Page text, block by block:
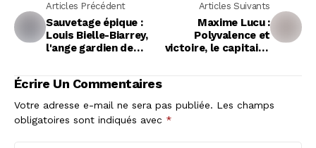
Articles Précédent
Sauvetage épique :
Louis Bielle-Biarrey,
l'ange gardien de
Articles Suivants
Maxime Lucu :
Polyvalence et
victoire, le capitaine
Écrire Un Commentaires
Votre adresse e-mail ne sera pas publiée. Les champs
obligatoires sont indiqués avec *